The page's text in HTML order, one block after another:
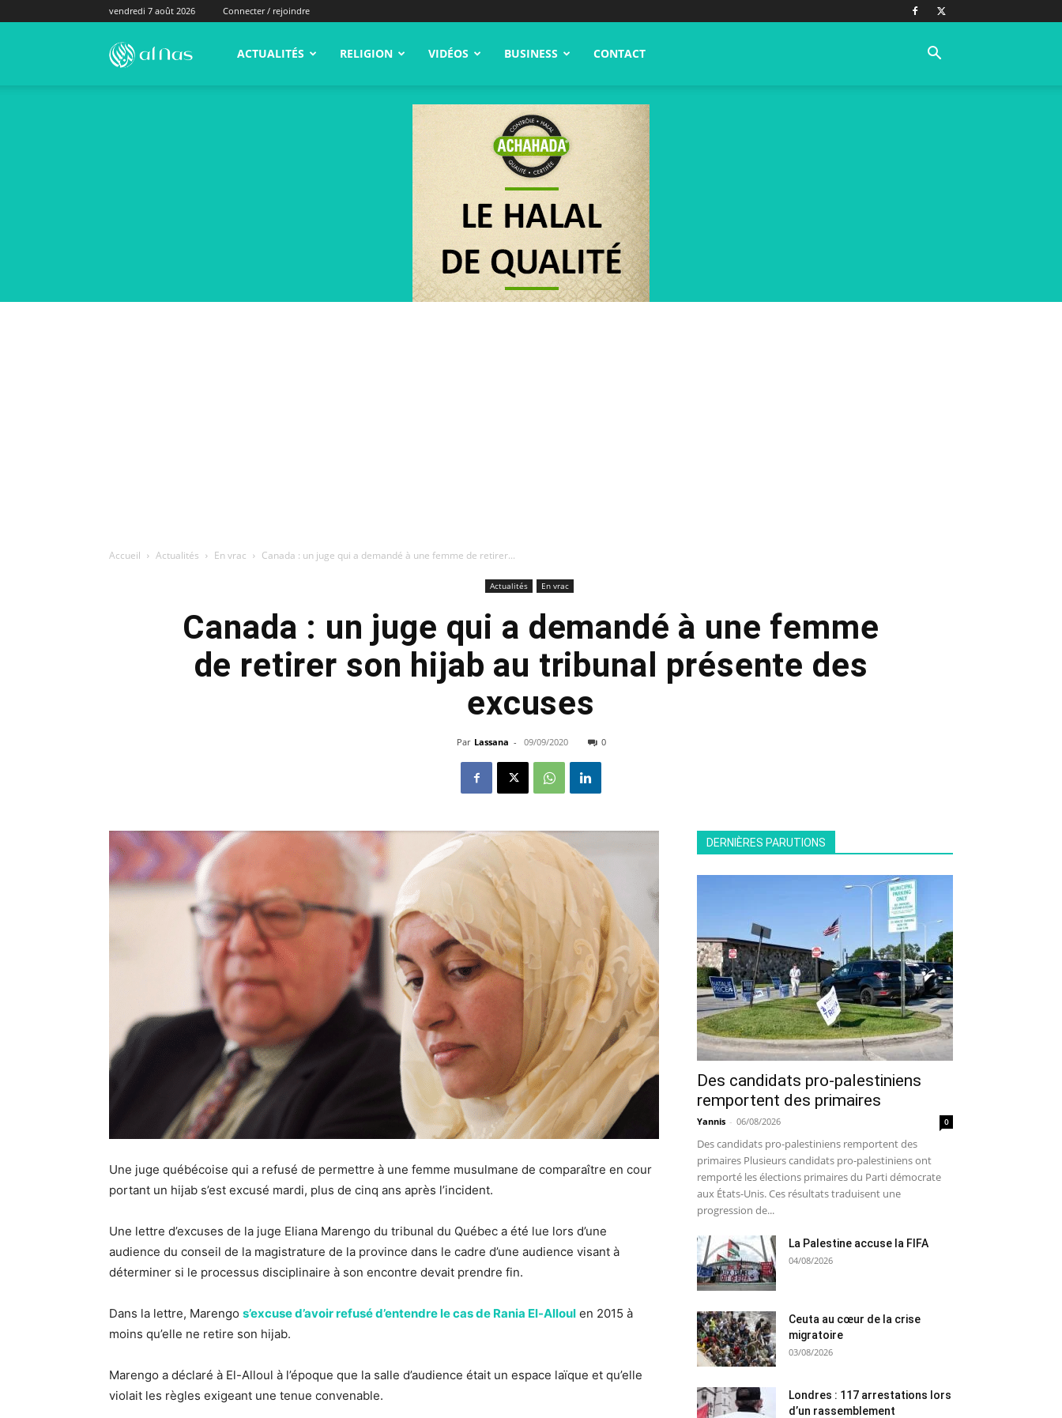
vendredi 7 août 2026 Connecter / rejoindre
alNas.fr ACTUALITÉS RELIGION VIDÉOS BUSINESS CONTACT
Accueil Actualités En vrac Canada : un juge qui a demandé à une femme de retirer...
Actualités En vrac
Canada : un juge qui a demandé à une femme
de retirer son hijab au tribunal présente des
excuses
Par Lassana - 09/09/2020 0
Une juge québécoise qui a refusé de permettre à une femme musulmane de comparaître en cour
portant un hijab s’est excusé mardi, plus de cinq ans après l’incident.
Une lettre d’excuses de la juge Eliana Marengo du tribunal du Québec a été lue lors d’une
audience du conseil de la magistrature de la province dans le cadre d’une audience visant à
déterminer si le processus disciplinaire à son encontre devait prendre fin.
Dans la lettre, Marengo s’excuse d’avoir refusé d’entendre le cas de Rania El-Alloul en 2015 à
moins qu’elle ne retire son hijab.
Marengo a déclaré à El-Alloul à l’époque que la salle d’audience était un espace laïque et qu’elle
violait les règles exigeant une tenue convenable.
DERNIÈRES PARUTIONS
Des candidats pro-palestiniens
remportent des primaires
Yannis - 06/08/2026 0
Des candidats pro-palestiniens remportent des
primaires Plusieurs candidats pro-palestiniens ont
remporté les élections primaires du Parti démocrate
aux États-Unis. Ces résultats traduisent une
progression de...
La Palestine accuse la FIFA
04/08/2026
Ceuta au cœur de la crise
migratoire
03/08/2026
Londres : 117 arrestations lors
d’un rassemblement